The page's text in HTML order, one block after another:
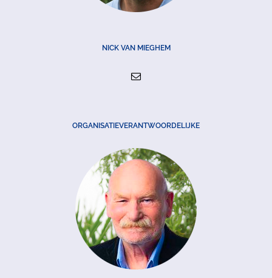
NICK VAN MIEGHEM
ORGANISATIEVERANTWOORDELIJKE